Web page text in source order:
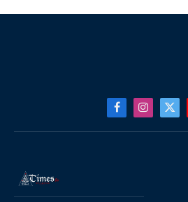
FacebookInstagram
X